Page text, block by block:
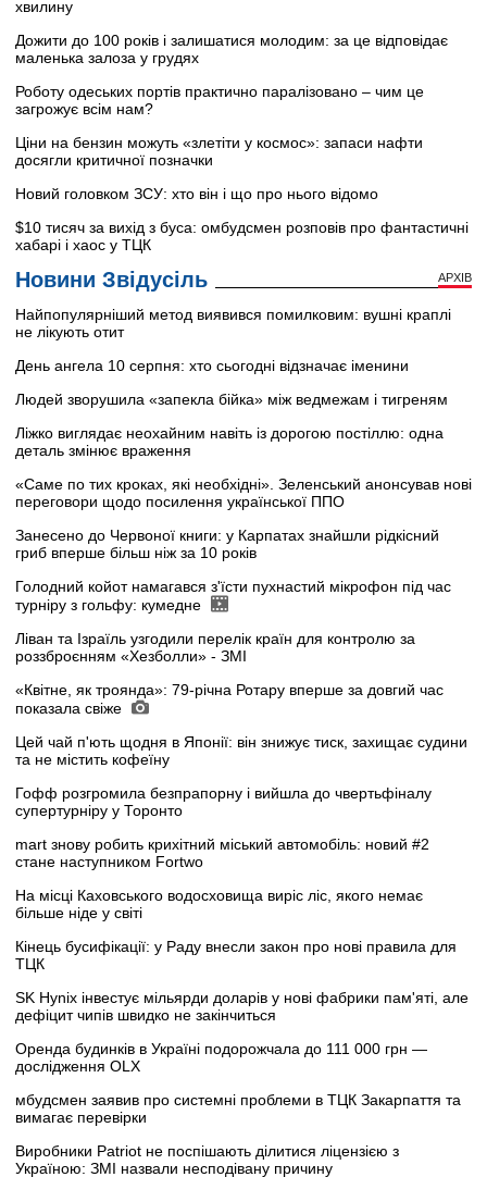
хвилину
Дожити до 100 років і залишатися молодим: за це відповідає
маленька залоза у грудях
Роботу одеських портів практично паралізовано – чим це
загрожує всім нам?
Ціни на бензин можуть «злетіти у космос»: запаси нафти
досягли критичної позначки
Новий головком ЗСУ: хто він і що про нього відомо
$10 тисяч за вихід з буса: омбудсмен розповів про фантастичні
хабарі і хаос у ТЦК
Новини Звідусіль АРХІВ
Найпопулярніший метод виявився помилковим: вушні краплі
не лікують отит
День ангела 10 серпня: хто сьогодні відзначає іменини
Людей зворушила «запекла бійка» між ведмежам і тигреням
Ліжко виглядає неохайним навіть із дорогою постіллю: одна
деталь змінює враження
«Саме по тих кроках, які необхідні». Зеленський анонсував нові
переговори щодо посилення української ППО
Занесено до Червоної книги: у Карпатах знайшли рідкісний
гриб вперше більш ніж за 10 років
Голодний койот намагався з'їсти пухнастий мікрофон під час
турніру з гольфу: кумедне
Ліван та Ізраїль узгодили перелік країн для контролю за
роззброєнням «Хезболли» - ЗМІ
«Квітне, як троянда»: 79-річна Ротару вперше за довгий час
показала свіже
Цей чай п'ють щодня в Японії: він знижує тиск, захищає судини
та не містить кофеїну
Гофф розгромила безпрапорну і вийшла до чвертьфіналу
супертурніру у Торонто
mart знову робить крихітний міський автомобіль: новий #2
стане наступником Fortwo
На місці Каховського водосховища виріс ліс, якого немає
більше ніде у світі
Кінець бусифікації: у Раду внесли закон про нові правила для
ТЦК
SK Hynix інвестує мільярди доларів у нові фабрики пам'яті, але
дефіцит чипів швидко не закінчиться
Оренда будинків в Україні подорожчала до 111 000 грн —
дослідження OLX
мбудсмен заявив про системні проблеми в ТЦК Закарпаття та
вимагає перевірки
Виробники Patriot не поспішають ділитися ліцензією з
Україною: ЗМІ назвали несподівану причину